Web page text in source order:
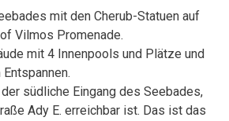
mit den Cherub-Statuen auf
Vilmos Promenade.
mit 4 Innenpools und Plätze und
südliche Eingang des Seebades,
Ady E. erreichbar ist. Das ist das